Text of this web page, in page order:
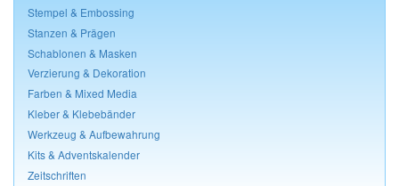
Stempel & Embossing
Stanzen & Prägen
Schablonen & Masken
Verzierung & Dekoration
Farben & Mixed Media
Kleber & Klebebänder
Werkzeug & Aufbewahrung
Kits & Adventskalender
Zeitschriften